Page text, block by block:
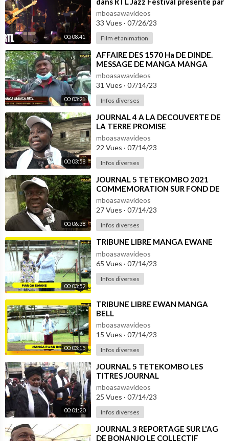
00:08:41
Jean-Yves Chaperon - RTL
mboasawavideos
33 Vues · 07/26/23
Film et animation
00:03:21
⁣AFFAIRE DES 1570 Ha DE DINDE.
MESSAGE DE MANGA MANGA
PATRICK ET ESSEBOU MANGA
FREDERIC
mboasawavideos
31 Vues · 07/14/23
Infos diverses
00:03:58
⁣JOURNAL 4 A LA DECOUVERTE DE
LA TERRE PROMISE
mboasawavideos
22 Vues · 07/14/23
Infos diverses
00:06:38
⁣JOURNAL 5 TETEKOMBO 2021
COMMEMORATION SUR FOND DE
CRISE DES 1570 Ha DE DINDE
mboasawavideos
27 Vues · 07/14/23
Infos diverses
00:03:52
⁣TRIBUNE LIBRE MANGA EWANE
mboasawavideos
65 Vues · 07/14/23
Infos diverses
00:03:15
⁣TRIBUNE LIBRE EWAN MANGA
BELL
mboasawavideos
15 Vues · 07/14/23
Infos diverses
00:01:20
⁣JOURNAL 5 TETEKOMBO LES
TITRES JOURNAL
mboasawavideos
25 Vues · 07/14/23
Infos diverses
⁣JOURNAL 3 REPORTAGE SUR L'AG
DE BONANJO LE COLLECTIF